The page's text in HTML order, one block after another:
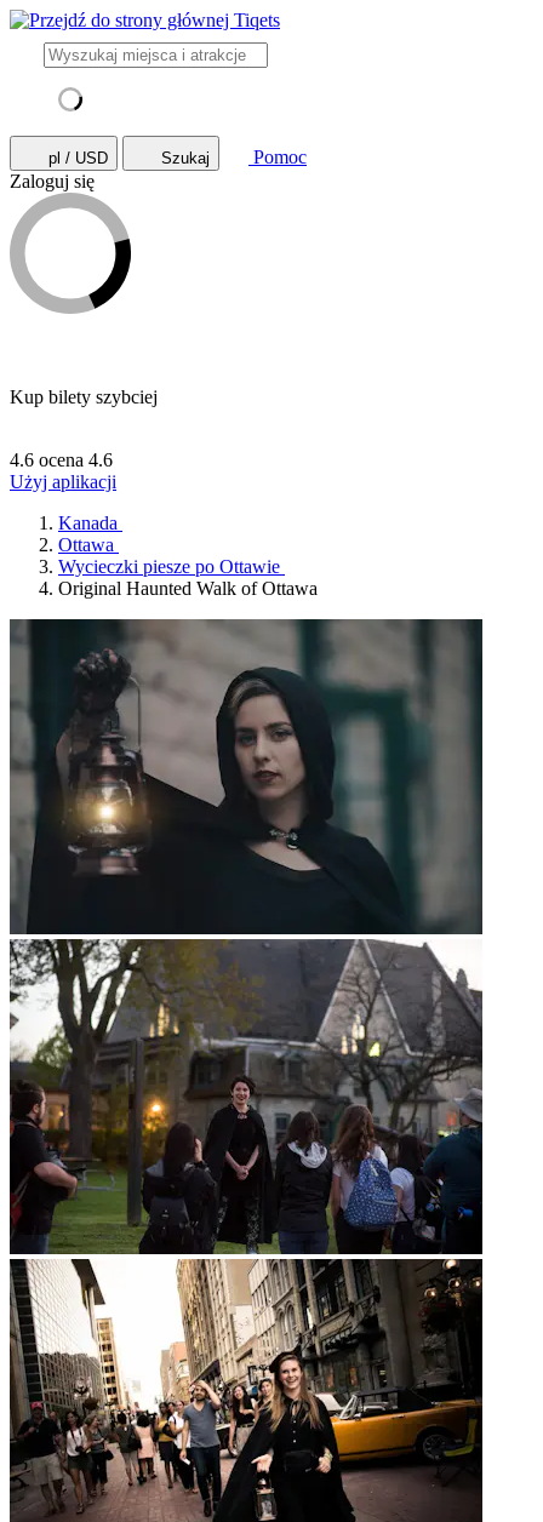
pl / USD Szukaj
Pomoc
Zaloguj się
Kup bilety szybciej
4.6 ocena 4.6
Użyj aplikacji
Kanada
Ottawa
Wycieczki piesze po Ottawie
Original Haunted Walk of Ottawa